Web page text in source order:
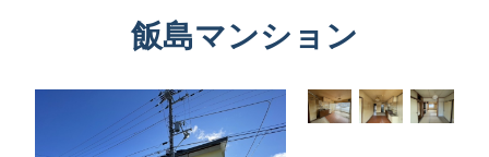
飯島マンション